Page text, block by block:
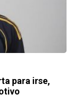
para irse,